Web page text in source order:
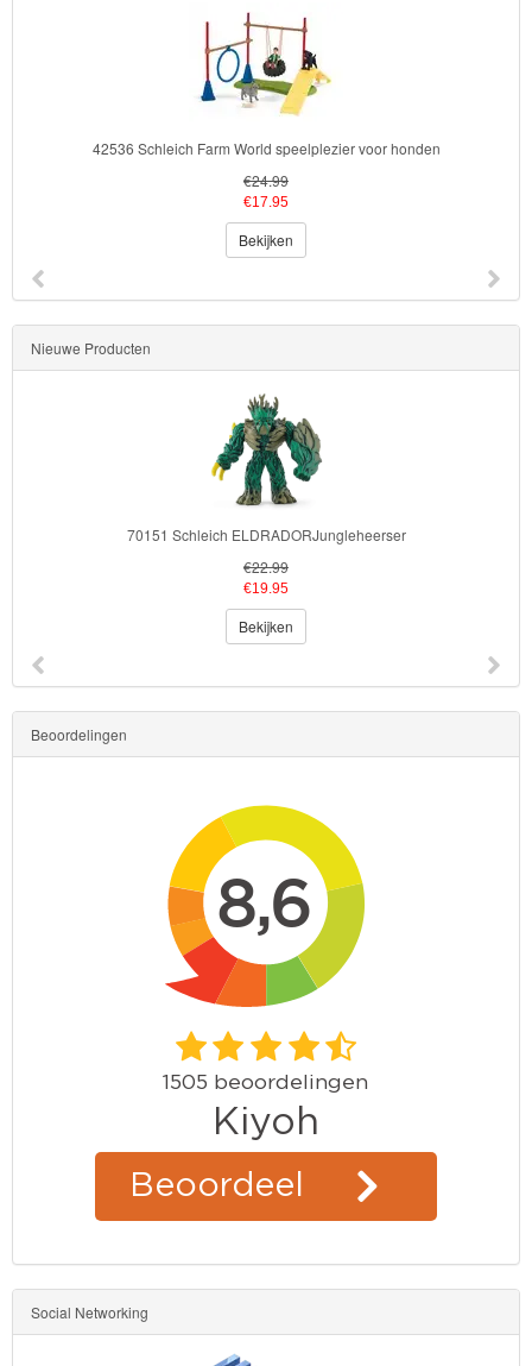
42536 Schleich Farm World speelplezier voor honden
€24.99
€17.95
Bekijken
Nieuwe Producten
70151 Schleich ELDRADORJungleheerser
€22.99
€19.95
Bekijken
Beoordelingen
Social Networking